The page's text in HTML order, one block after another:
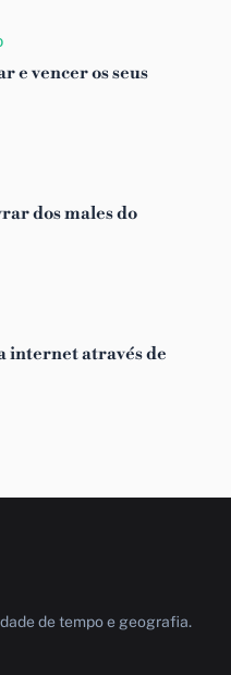
e vencer os seus
dos males do
internet através de
de tempo e geografia.